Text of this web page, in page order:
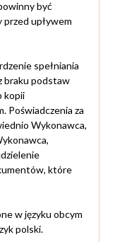
być
upływem
spełniania
braku podstaw
kopii
Poświadczenia za
Wykonawca,
które
w języku obcym
polski.